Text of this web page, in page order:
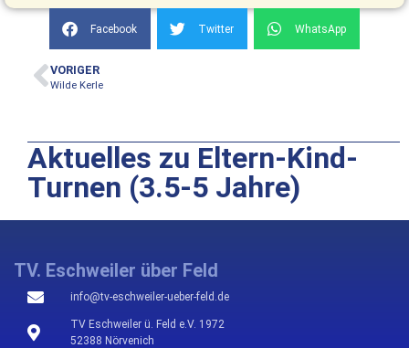
Facebook Twitter WhatsApp
VORIGER
Wilde Kerle
Aktuelles zu Eltern-Kind-
Turnen (3.5-5 Jahre)
TV. Eschweiler über Feld
info@tv-eschweiler-ueber-feld.de
TV Eschweiler ü. Feld e.V. 1972
52388 Nörvenich